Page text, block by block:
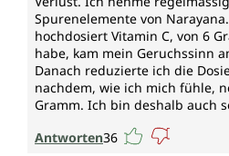
Spurenelemente von
hochdosiert Vitamin C, von 6
habe, kam mein Geruchssinn
Danach reduzierte ich die
nachdem, wie ich mich fühle,
Gramm. Ich bin deshalb auch
Antworten36